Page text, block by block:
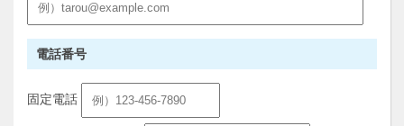
電話番号
固定電話